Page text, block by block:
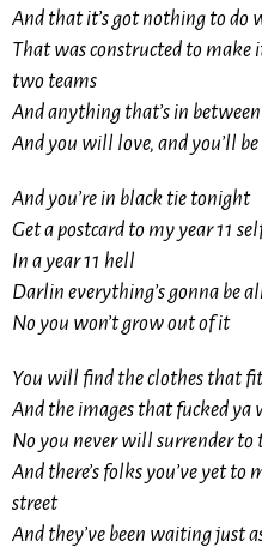
And that it’s got nothing to
That was constructed to make
two teams
And anything that’s in between
And you will love, and you’ll
And you’re in black tie tonight
Get a postcard to my year 11
In a year 11 hell
Darlin everything’s gonna be
No you won’t grow out of it
You will find the clothes that fit
And the images that fucked
No you never will surrender
And there’s folks you’ve yet to
street
And they’ve been waiting just